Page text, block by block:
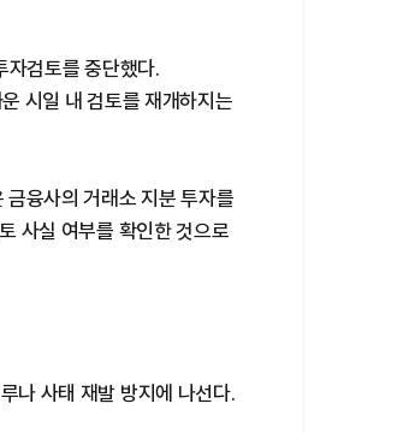
자검토를 중단했다.
시일 내 검토를 재개하지는
융사의 거래소 지분 투자를
사실 여부를 확인한 것으로
나 사태 재발 방지에 나선다.